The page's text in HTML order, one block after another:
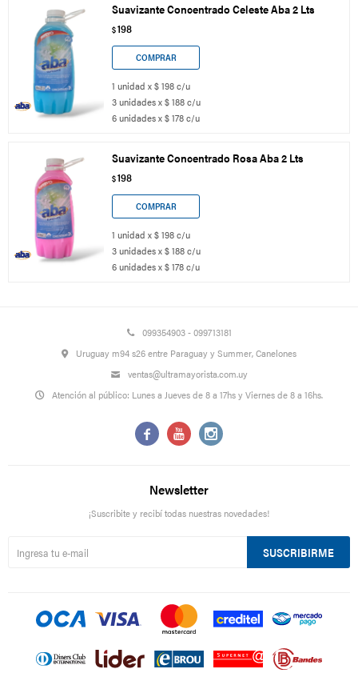
Suavizante Concentrado Celeste Aba 2 Lts
$198
1 unidad x $ 198 c/u
3 unidades x $ 188 c/u
6 unidades x $ 178 c/u
Suavizante Concentrado Rosa Aba 2 Lts
$198
1 unidad x $ 198 c/u
3 unidades x $ 188 c/u
6 unidades x $ 178 c/u
099354903 - 099713181
Uruguay m94 s26 entre Paraguay y Summer, Canelones
ventas@ultramayorista.com.uy
Atención al público: Lunes a Jueves de 8 a 17hs y Viernes de 8 a 16hs.
  
Newsletter
¡Suscribite y recibí todas nuestras novedades!
SUSCRIBIRME